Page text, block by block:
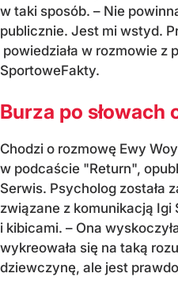
w taki sposób. – Nie
publicznie. Jest mi wstyd.
powiedziała w rozmowie z
SportoweFakty.
Burza po słowach
Chodzi o rozmowę Ewy
w podcaście "Return",
Serwis. Psycholog została
związane z komunikacją Igi
i kibicami. – Ona
wykreowała się na taką
dziewczynę, ale jest